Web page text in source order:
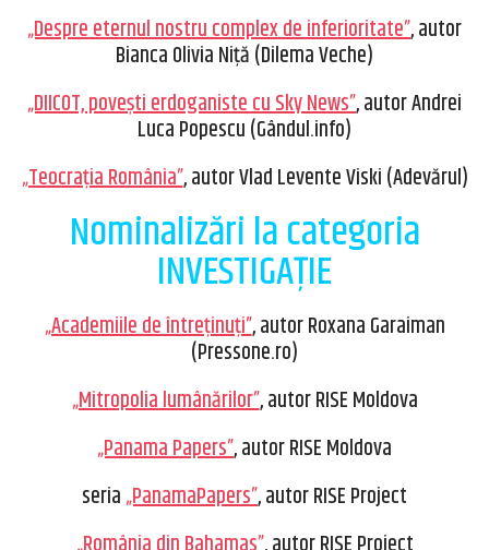
„Despre eternul nostru complex de inferioritate”, autor
Bianca Olivia Niță (Dilema Veche)
„DIICOT, poveşti erdoganiste cu Sky News”, autor Andrei
Luca Popescu (Gândul.info)
„Teocrația România”, autor Vlad Levente Viski (Adevărul)
Nominalizări la categoria
INVESTIGAȚIE
„Academiile de întreținuți”, autor Roxana Garaiman
(Pressone.ro)
„Mitropolia lumânărilor”, autor RISE Moldova
„Panama Papers”, autor RISE Moldova
seria„PanamaPapers”, autor RISE Project